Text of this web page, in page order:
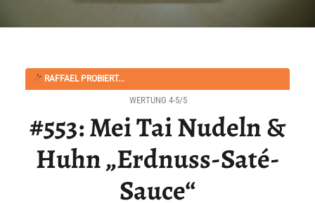
RAFFAEL PROBIERT...
#553: Mei Tai Nudeln &
Huhn „Erdnuss-Saté-
Sauce“
WERTUNG 4-5/5